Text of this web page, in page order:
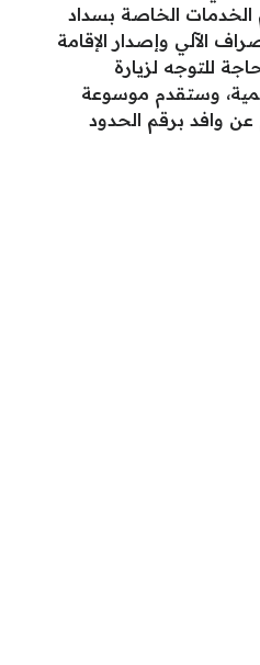
الخدمات الخاصة بسداد
الآلي وإصدار الإقامة
للتوجه لزيارة
وستقدم موسوعة
عن وافد برقم الحدود